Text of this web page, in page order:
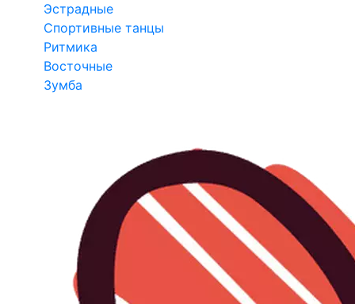
Эстрадные
Спортивные танцы
Ритмика
Восточные
Зумба